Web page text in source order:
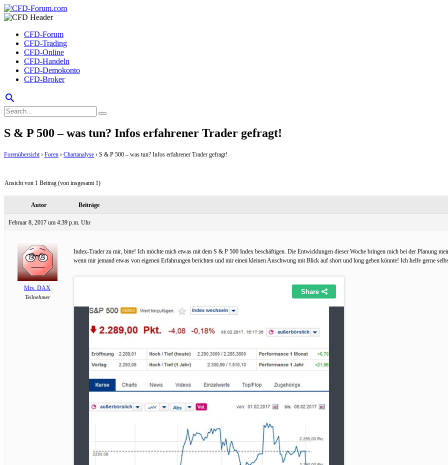
CFD-Forum
CFD-Trading
CFD-Online
CFD-Handeln
CFD-Demokonto
CFD-Broker
search
S & P 500 – was tun? Infos erfahrener Trader gefragt!
Forenübersicht › Foren › Chartanalyse › S & P 500 – was tun? Infos erfahrener Trader gefragt!
Ansicht von 1 Beitrag (von insgesamt 1)
Autor Beiträge
Februar 8, 2017 um 4:39 p.m. Uhr
Mrs. DAX
Teilnehmer
Index-Trader zu mir, bitte! Ich möchte mich etwas mit dem S & P 500 Index beschäftigen. Die Entwicklungen dieser Woche bringen mich bei der Planung
wenn mir jemand etwas von eigenen Erfahrungen berichten und mir einen kleinen Anschwung mit Blick auf short und long geben könnte! Ich helfe gerne